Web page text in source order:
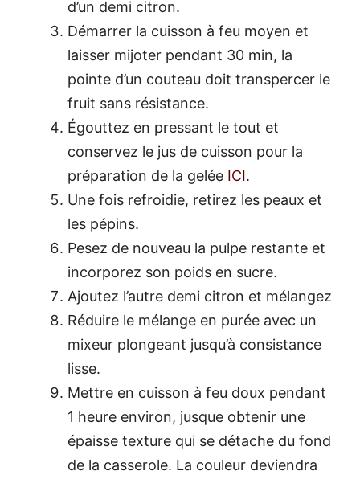
d’un demi citron.
Démarrer la cuisson à feu moyen et
laisser mijoter pendant 30 min, la
pointe d’un couteau doit transpercer le
fruit sans résistance.
Égouttez en pressant le tout et
conservez le jus de cuisson pour la
préparation de la gelée ICI.
Une fois refroidie, retirez les peaux et
les pépins.
Pesez de nouveau la pulpe restante et
incorporez son poids en sucre.
Ajoutez l’autre demi citron et mélangez
Réduire le mélange en purée avec un
mixeur plongeant jusqu’à consistance
lisse.
Mettre en cuisson à feu doux pendant
1 heure environ, jusque obtenir une
épaisse texture qui se détache du fond
de la casserole. La couleur deviendra